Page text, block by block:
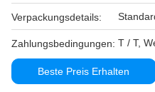
Verpackungsdetails:
Zahlungsbedingungen: T / T,
Beste Preis Erhalten